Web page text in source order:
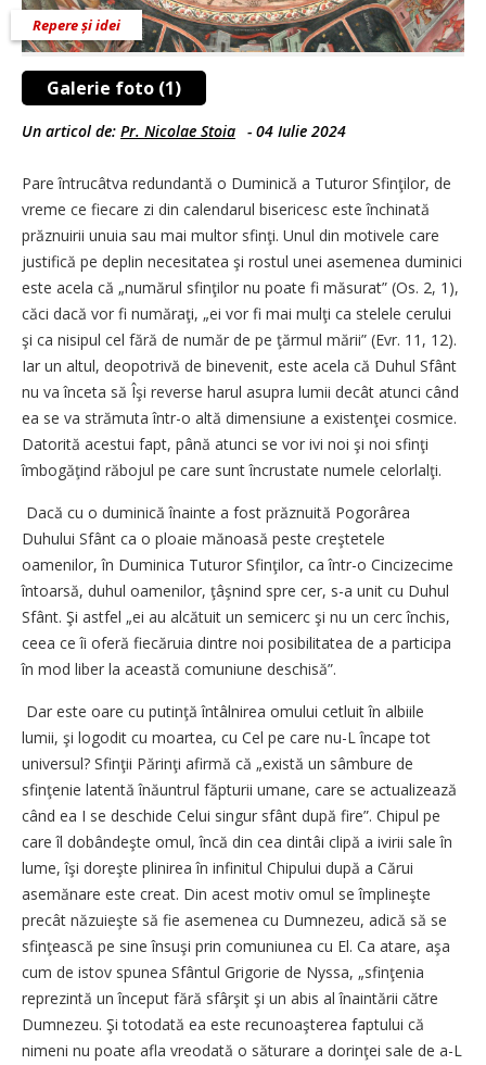
Galerie foto (1)
Repere și idei
Un articol de: Pr. Nicolae Stoia - 04 Iulie 2024
Pare întrucâtva redundantă o Duminică a Tuturor Sfinţilor, de
vreme ce fiecare zi din calendarul bisericesc este închinată
prăznuirii unuia sau mai multor sfinţi. Unul din motivele care
justifică pe deplin necesitatea şi rostul unei asemenea duminici
este acela că „numărul sfinţilor nu poate fi măsurat” (Os. 2, 1),
căci dacă vor fi număraţi, „ei vor fi mai mulţi ca stelele cerului
şi ca nisipul cel fără de număr de pe ţărmul mării” (Evr. 11, 12).
Iar un altul, deopotrivă de binevenit, este acela că Duhul Sfânt
nu va înceta să Îşi reverse harul asupra lumii decât atunci când
ea se va strămuta într-o altă dimensiune a existenţei cosmice.
Datorită acestui fapt, până atunci se vor ivi noi şi noi sfinţi
îmbogăţind răbojul pe care sunt încrustate numele celorlalţi.
Dacă cu o duminică înainte a fost prăznuită Pogorârea
Duhului Sfânt ca o ploaie mănoasă peste creştetele
oamenilor, în Duminica Tuturor Sfinţilor, ca într-o Cincizecime
întoarsă, duhul oamenilor, ţâşnind spre cer, s-a unit cu Duhul
Sfânt. Şi astfel „ei au alcătuit un semicerc şi nu un cerc închis,
ceea ce îi oferă fiecăruia dintre noi posibilitatea de a participa
în mod liber la această comuniune deschisă”.
Dar este oare cu putinţă întâlnirea omului cetluit în albiile
lumii, şi logodit cu moartea, cu Cel pe care nu-L încape tot
universul? Sfinţii Părinţi afirmă că „există un sâmbure de
sfinţenie latentă înăuntrul făpturii umane, care se actualizează
când ea I se deschide Celui singur sfânt după fire”. Chipul pe
care îl dobândeşte omul, încă din cea dintâi clipă a ivirii sale în
lume, îşi doreşte plinirea în infinitul Chipului după a Cărui
asemănare este creat. Din acest motiv omul se împlineşte
precât năzuieşte să fie asemenea cu Dumnezeu, adică să se
sfinţească pe sine însuşi prin comuniunea cu El. Ca atare, aşa
cum de istov spunea Sfântul Grigorie de Nyssa, „sfinţenia
reprezintă un început fără sfârşit şi un abis al înaintării către
Dumnezeu. Şi totodată ea este recunoaşterea faptului că
nimeni nu poate afla vreodată o săturare a dorinţei sale de a-L